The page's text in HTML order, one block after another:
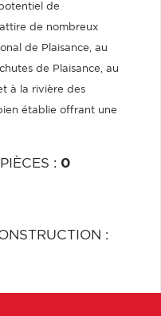
de
de nombreux
de Plaisance, au
de Plaisance, au
à la rivière des
établie offrant une
: 0
: